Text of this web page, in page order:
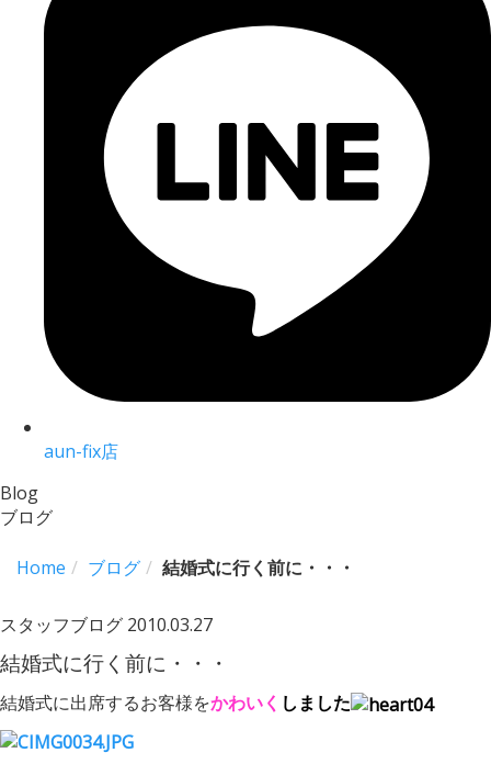
aun-fix店
Blog
ブログ
Home ブログ 結婚式に行く前に・・・
スタッフブログ 2010.03.27
結婚式に行く前に・・・
結婚式に出席するお客様をかわいく しました